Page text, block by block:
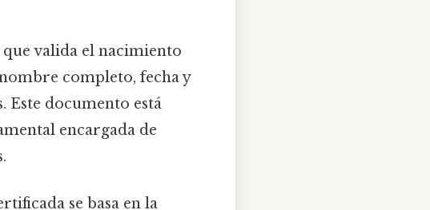
valida el nacimiento
completo, fecha y
Este documento está
encargada de
se basa en la